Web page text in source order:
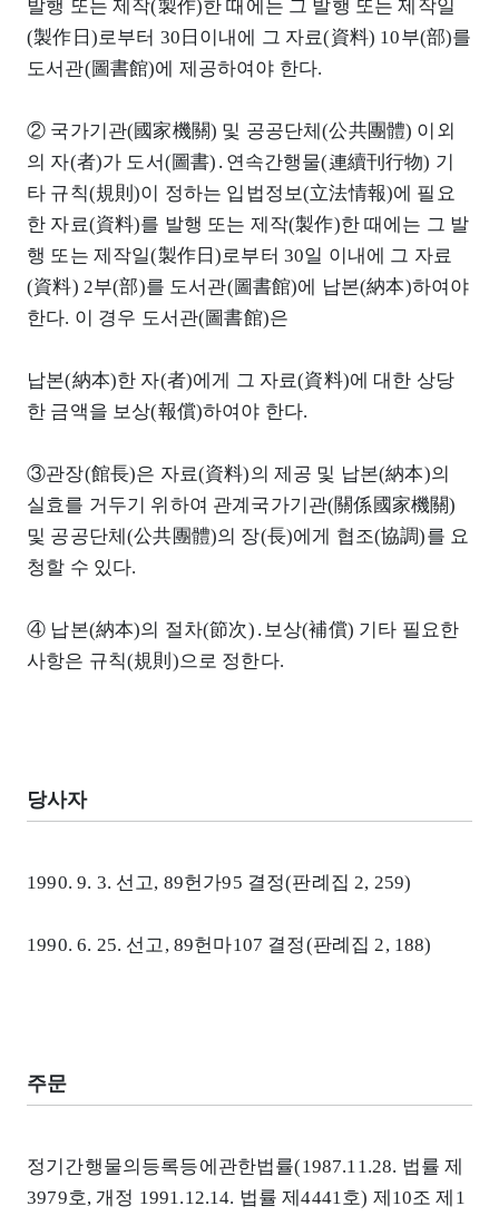
발행 또는 제작(製作)한 때에는 그 발행 또는 제작일
(製作日)로부터 30日이내에 그 자료(資料) 10부(部)를
도서관(圖書館)에 제공하여야 한다.
② 국가기관(國家機關) 및 공공단체(公共團體) 이외
의 자(者)가 도서(圖書)․연속간행물(連續刊行物) 기
타 규칙(規則)이 정하는 입법정보(立法情報)에 필요
한 자료(資料)를 발행 또는 제작(製作)한 때에는 그 발
행 또는 제작일(製作日)로부터 30일 이내에 그 자료
(資料) 2부(部)를 도서관(圖書館)에 납본(納本)하여야
한다. 이 경우 도서관(圖書館)은
납본(納本)한 자(者)에게 그 자료(資料)에 대한 상당
한 금액을 보상(報償)하여야 한다.
③관장(館長)은 자료(資料)의 제공 및 납본(納本)의
실효를 거두기 위하여 관계국가기관(關係國家機關)
및 공공단체(公共團體)의 장(長)에게 협조(協調)를 요
청할 수 있다.
④ 납본(納本)의 절차(節次)․보상(補償) 기타 필요한
사항은 규칙(規則)으로 정한다.
당사자
1990. 9. 3. 선고, 89헌가95 결정(판례집 2, 259)
1990. 6. 25. 선고, 89헌마107 결정(판례집 2, 188)
주문
정기간행물의등록등에관한법률(1987.11.28. 법률 제
3979호, 개정 1991.12.14. 법률 제4441호) 제10조 제1